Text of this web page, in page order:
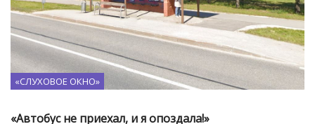
«СЛУХОВОЕ ОКНО»
«Автобус не приехал, и я опоздала!»